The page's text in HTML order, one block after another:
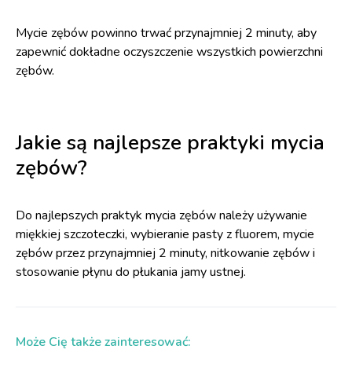
Mycie zębów powinno trwać przynajmniej 2 minuty, aby
zapewnić dokładne oczyszczenie wszystkich powierzchni
zębów.
Jakie są najlepsze praktyki mycia
zębów?
Do najlepszych praktyk mycia zębów należy używanie
miękkiej szczoteczki, wybieranie pasty z fluorem, mycie
zębów przez przynajmniej 2 minuty, nitkowanie zębów i
stosowanie płynu do płukania jamy ustnej.
Może Cię także zainteresować: